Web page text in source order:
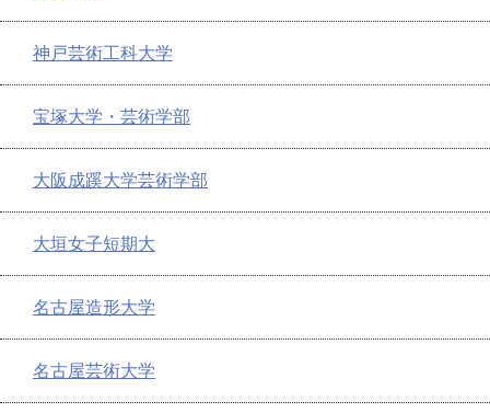
神戸芸術工科大学
宝塚大学・芸術学部
大阪成蹊大学芸術学部
大垣女子短期大
名古屋造形大学
名古屋芸術大学